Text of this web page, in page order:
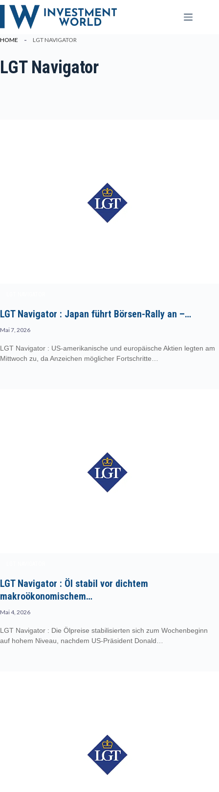
Zum
Inhalt
springen
HOME LGT NAVIGATOR
LGT Navigator
LGT Navigator : Japan führt Börsen-Rally an –…
Mai 7, 2026
LGT Navigator : US-amerikanische und europäische Aktien legten am
Mittwoch zu, da Anzeichen möglicher Fortschritte…
LGT Navigator : Öl stabil vor dichtem
makroökonomischem…
Mai 4, 2026
LGT Navigator : Die Ölpreise stabilisierten sich zum Wochenbeginn
auf hohem Niveau, nachdem US-Präsident Donald…